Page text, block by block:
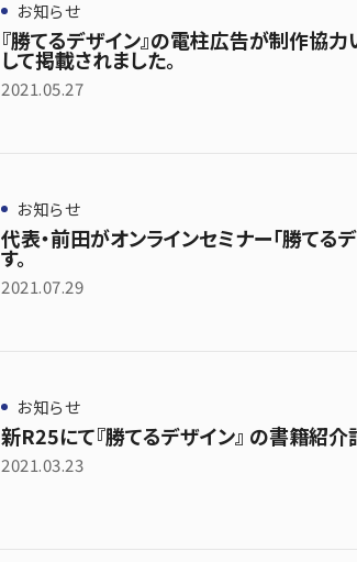
お知らせ
『勝てるデザイン』の電柱広告が制作協
して掲載されました。
2021.05.27
お知らせ
代表・前田がオンラインセミナー「勝てる
す。
2021.07.29
お知らせ
新R25にて『勝てるデザイン』 の書籍紹
2021.03.23